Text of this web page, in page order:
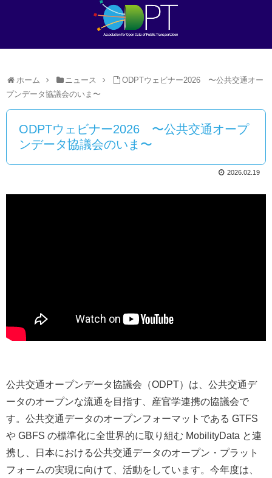
ホーム ニュース
ODPTウェビナー2026 〜公共交通オー
プンデータ協議会のいま〜
ODPTウェビナー2026 〜公共交通オープ
ンデータ協議会のいま〜
2026.02.19
公共交通オープンデータ協議会（ODPT）は、公共交通デ
ータのオープンな流通を目指す、産官学連携の協議会で
す。公共交通データのオープンフォーマットである GTFS
や GBFS の標準化に全世界的に取り組む MobilityData と連
携し、日本における公共交通データのオープン・プラット
フォームの実現に向けて、活動をしています。今年度は、